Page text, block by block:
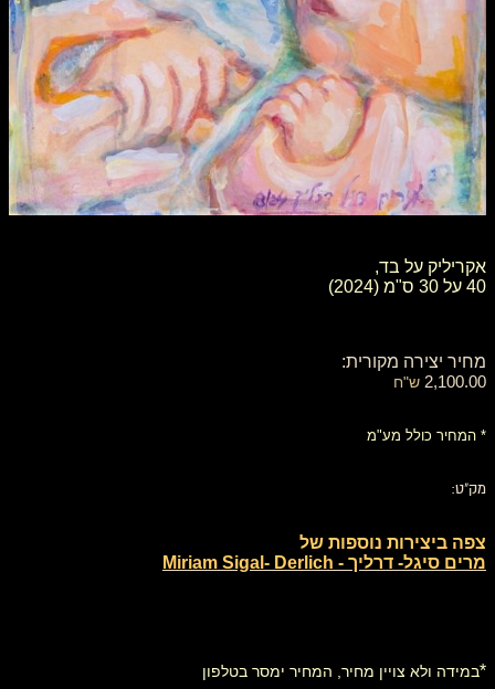
אקריליק על בד,
40 על 30 ס"מ (2024)
מחיר יצירה מקורית:
2,100.00 ש"ח
* המחיר כולל מע"מ
מק"ט:
צפה ביצירות נוספות של
מרים סיגל- דרליך - Miriam Sigal- Derlich
*במידה ולא צויין מחיר, המחיר ימסר בטלפון